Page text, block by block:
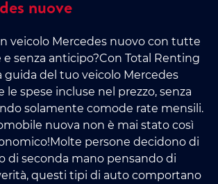
nuove
veicolo Mercedes nuovo con tutte
e senza anticipo?Con Total Renting
guida del tuo veicolo Mercedes
spese incluse nel prezzo, senza
solamente comode rate mensili.
nuova non è mai stato così
persone decidono di
di seconda mano pensando di
questi tipi di auto comportano